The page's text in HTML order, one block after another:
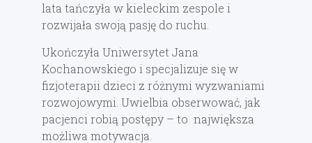
lata tańczyła w kieleckim zespole i
rozwijała swoją pasję do ruchu.
Ukończyła Uniwersytet Jana
Kochanowskiego i specjalizuje się w
fizjoterapii dzieci z różnymi wyzwaniami
rozwojowymi. Uwielbia obserwować, jak
pacjenci robią postępy – to największa
możliwa motywacja.